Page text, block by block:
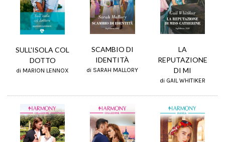
SULL'ISOLA COL
DOTTO
di MARION LENNOX
SCAMBIO DI
IDENTITÀ
di SARAH MALLORY
LA
REPUTAZIONE
DI MI
di GAIL WHITIKER